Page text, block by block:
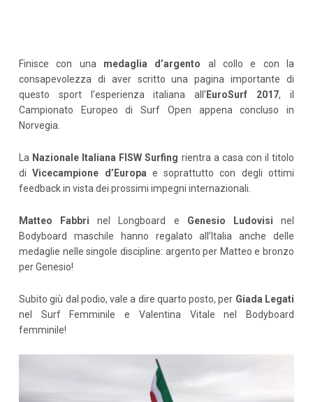
Finisce con una medaglia d’argento al collo e con la
consapevolezza di aver scritto una pagina importante di
questo sport l’esperienza italiana all’ EuroSurf 2017, il
Campionato Europeo di Surf Open appena concluso in
Norvegia.
La Nazionale Italiana FISW Surfing rientra a casa con il titolo
diVicecampione d’Europa e soprattutto con degli ottimi
feedback in vista dei prossimi impegni internazionali.
Matteo Fabbri nel Longboard e Genesio Ludovisi nel
Bodyboard maschile hanno regalato all’Italia anche delle
medaglie nelle singole discipline: argento per Matteo e bronzo
per Genesio!
Subito giù dal podio, vale a dire quarto posto, per Giada Legati
nel Surf Femminile e Valentina Vitale nel Bodyboard
femminile!